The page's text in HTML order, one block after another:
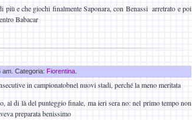
più e che giochi finalmente Saponara, con Benassi arretrato e poi
Babacar
am. Categoria: Fiorentina
in campionatobnel nuovi stadi, perché la meno meritata
al di là del punteggio finale, ma ieri sera no: nel primo tempo non
preparata benissimo